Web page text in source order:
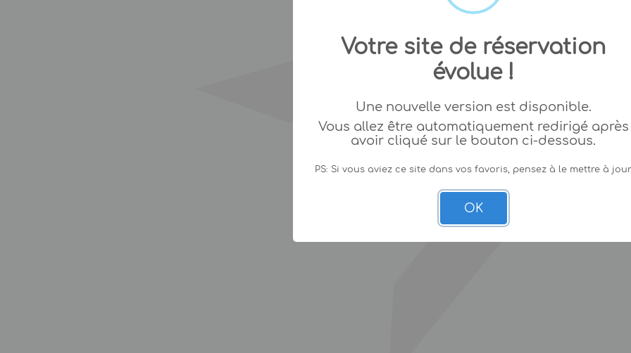
Votre site de réservation
évolue !
Une nouvelle version est disponible.
Vous allez être automatiquement redirigé après
avoir cliqué sur le bouton ci-dessous.
PS: Si vous aviez ce site dans vos favoris, pensez à le mettre à
OK